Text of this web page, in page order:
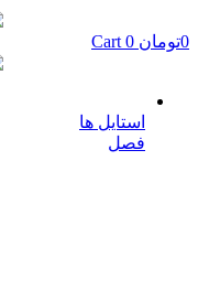
به
0تومان 0
Cart
استایل ها
فصل